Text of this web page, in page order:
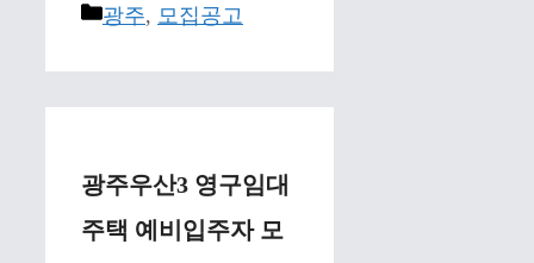
Categories
광주, 모집공고
광주우산3 영구임대
주택 예비입주자 모